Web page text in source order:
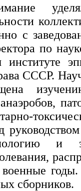
с
по
институте
СССР.
и
сборников.